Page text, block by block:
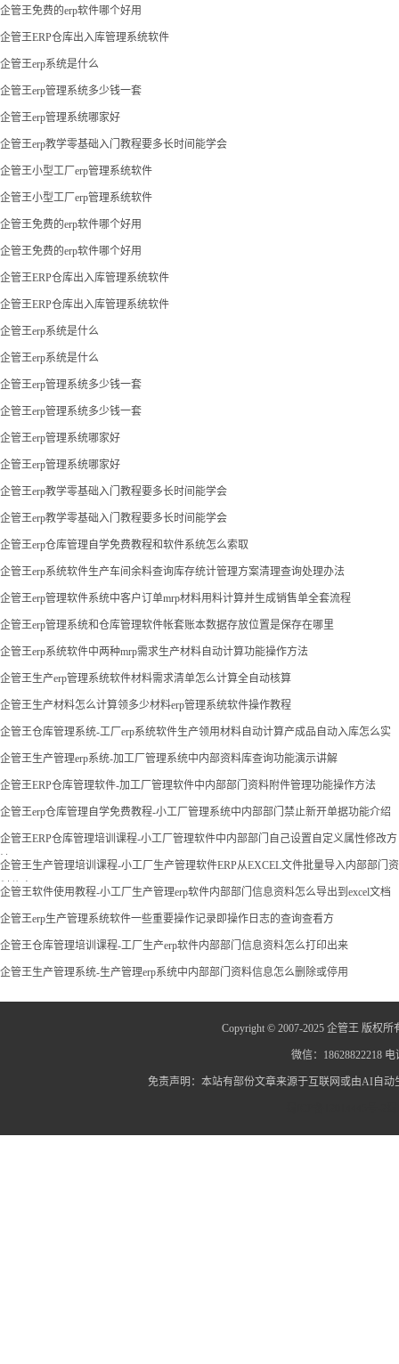
企管王免费的erp软件哪个好用
企管王ERP仓库出入库管理系统软件
企管王erp系统是什么
企管王erp管理系统多少钱一套
企管王erp管理系统哪家好
企管王erp教学零基础入门教程要多长时间能学会
企管王小型工厂erp管理系统软件
企管王小型工厂erp管理系统软件
企管王免费的erp软件哪个好用
企管王免费的erp软件哪个好用
企管王ERP仓库出入库管理系统软件
企管王ERP仓库出入库管理系统软件
企管王erp系统是什么
企管王erp系统是什么
企管王erp管理系统多少钱一套
企管王erp管理系统多少钱一套
企管王erp管理系统哪家好
企管王erp管理系统哪家好
企管王erp教学零基础入门教程要多长时间能学会
企管王erp教学零基础入门教程要多长时间能学会
企管王erp仓库管理自学免费教程和软件系统怎么索取
企管王erp系统软件生产车间余料查询库存统计管理方案清理查询处理办法
企管王erp管理软件系统中客户订单mrp材料用料计算并生成销售单全套流程
企管王erp管理系统和仓库管理软件帐套账本数据存放位置是保存在哪里
企管王erp系统软件中两种mrp需求生产材料自动计算功能操作方法
企管王生产erp管理系统软件材料需求清单怎么计算全自动核算
企管王生产材料怎么计算领多少材料erp管理系统软件操作教程
企管王仓库管理系统-工厂erp系统软件生产领用材料自动计算产成品自动入库怎么实
现
企管王生产管理erp系统-加工厂管理系统中内部资料库查询功能演示讲解
企管王ERP仓库管理软件-加工厂管理软件中内部部门资料附件管理功能操作方法
企管王erp仓库管理自学免费教程-小工厂管理系统中内部部门禁止新开单据功能介绍
企管王ERP仓库管理培训课程-小工厂管理软件中内部部门自己设置自定义属性修改方
法
企管王生产管理培训课程-小工厂生产管理软件ERP从EXCEL文件批量导入内部部门资
料信息
企管王软件使用教程-小工厂生产管理erp软件内部部门信息资料怎么导出到excel文档
企管王erp生产管理系统软件一些重要操作记录即操作日志的查询查看方
企管王仓库管理培训课程-工厂生产erp软件内部部门信息资料怎么打印出来
企管王生产管理系统-生产管理erp系统中内部部门资料信息怎么删除或停用
Copyright © 2007-2025 企管王 版权所
微信：18628822218
免责声明：本站有部份文章来源于互联网或由AI自